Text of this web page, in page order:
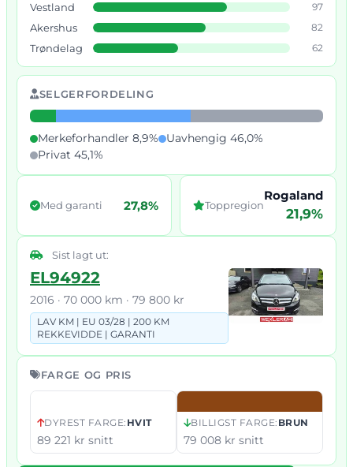
Vestland 97
Akershus 82
Trøndelag 62
SELGERFORDELING
Merkeforhandler 8,9%
Uavhengig 46,0%
Privat 45,1%
Med garanti 27,8% Toppregion
Rogaland
21,9%
Sist lagt ut:
EL94922
2016 · 70 000 km · 79 800 kr
LAV KM | EU 03/28 |
200 KM
REKKEVIDDE |
GARANTI
FARGE OG PRIS
DYREST FARGE: HVIT
89 221 kr snitt
BILLIGST FARGE: BRUN
79 008 kr snitt